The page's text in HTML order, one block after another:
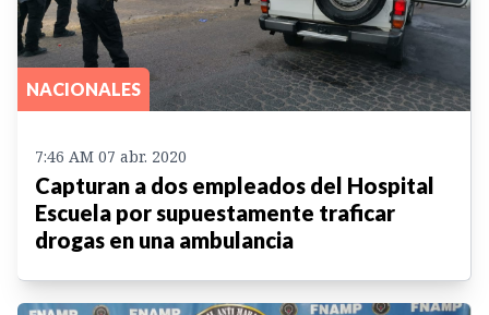
NACIONALES
7:46 AM 07 abr. 2020
Capturan a dos empleados del Hospital
Escuela por supuestamente traficar
drogas en una ambulancia